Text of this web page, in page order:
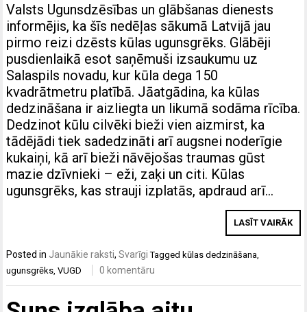
Valsts Ugunsdzēsības un glābšanas dienests
informējis, ka šīs nedēļas sākumā Latvijā jau
pirmo reizi dzēsts kūlas ugunsgrēks. Glābēji
pusdienlaikā esot saņēmuši izsaukumu uz
Salaspils novadu, kur kūla dega 150
kvadrātmetru platībā. Jāatgādina, ka kūlas
dedzināšana ir aizliegta un likumā sodāma rīcība.
Dedzinot kūlu cilvēki bieži vien aizmirst, ka
tādējādi tiek sadedzināti arī augsnei noderīgie
kukaiņi, kā arī bieži nāvējošas traumas gūst
mazie dzīvnieki – eži, zaķi un citi. Kūlas
ugunsgrēks, kas strauji izplatās, apdraud arī…
LASĪT VAIRĀK
Posted in Jaunākie raksti,Svarīgi Tagged kūlas dedzināšana
ugunsgrēks ,VUGD 0 komentāru